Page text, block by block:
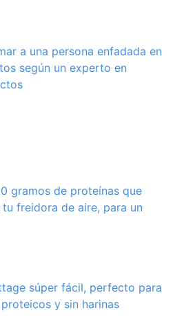
a una persona enfadada en
según un experto en
gramos de proteínas que
freidora de aire, para un
súper fácil, perfecto para
y sin harinas